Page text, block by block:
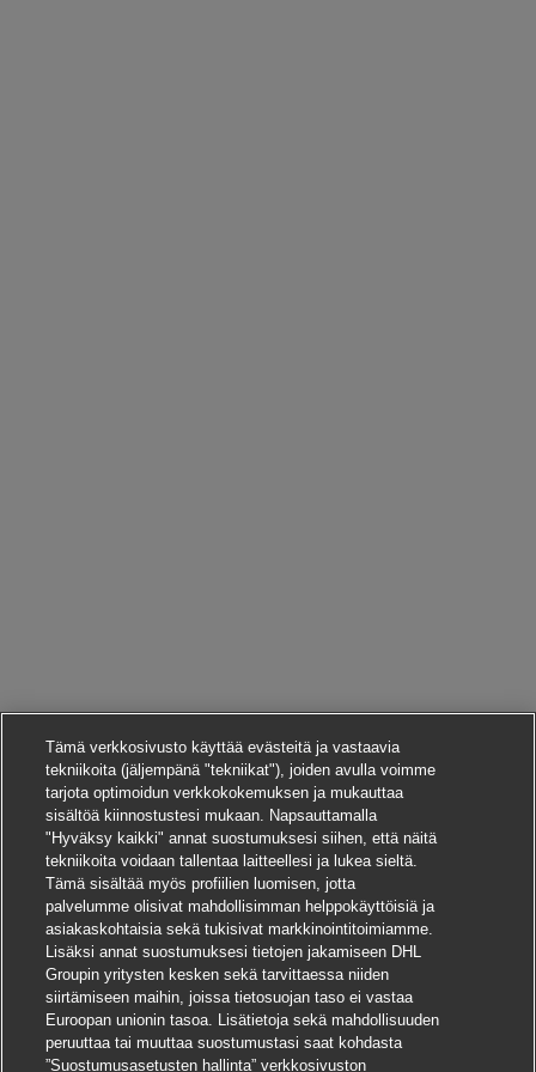
Tämä verkkosivusto käyttää evästeitä ja vastaavia
tekniikoita (jäljempänä "tekniikat"), joiden avulla voimme
tarjota optimoidun verkkokokemuksen ja mukauttaa
sisältöä kiinnostustesi mukaan. Napsauttamalla
"Hyväksy kaikki" annat suostumuksesi siihen, että näitä
tekniikoita voidaan tallentaa laitteellesi ja lukea sieltä.
Tämä sisältää myös profiilien luomisen, jotta
palvelumme olisivat mahdollisimman helppokäyttöisiä ja
asiakaskohtaisia sekä tukisivat markkinointitoimiamme.
Lisäksi annat suostumuksesi tietojen jakamiseen DHL
Groupin yritysten kesken sekä tarvittaessa niiden
siirtämiseen maihin, joissa tietosuojan taso ei vastaa
Euroopan unionin tasoa. Lisätietoja sekä mahdollisuuden
peruuttaa tai muuttaa suostumustasi saat kohdasta
”Suostumusasetusten hallinta” verkkosivuston